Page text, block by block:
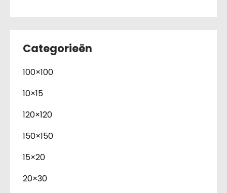
Categorieën
100×100
10×15
120×120
150×150
15×20
20×30